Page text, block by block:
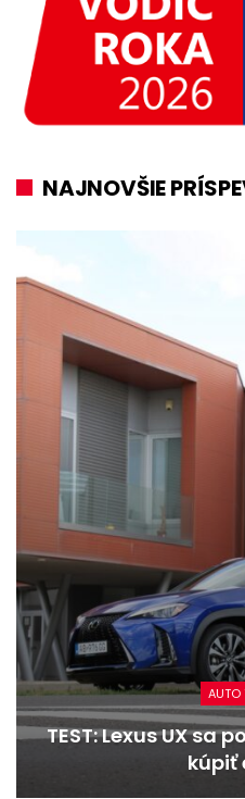
NAJNOVŠIE
AUTO
TEST: Lexus UX sa
kúpiť